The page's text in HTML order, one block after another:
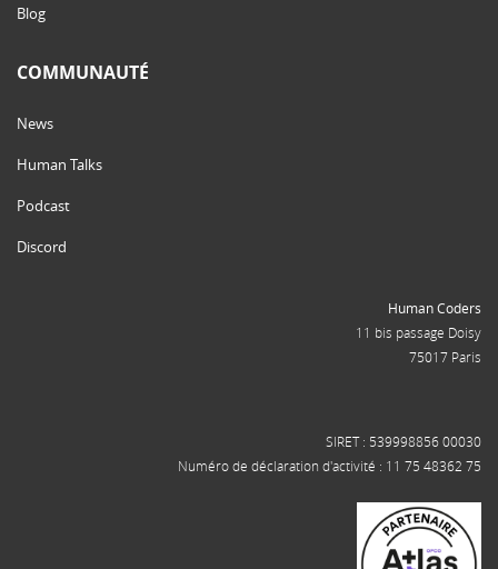
Blog
COMMUNAUTÉ
News
Human Talks
Podcast
Discord
Human Coders
11 bis passage Doisy
75017 Paris
SIRET : 539998856 00030
Numéro de déclaration d'activité : 11 75 48362 75